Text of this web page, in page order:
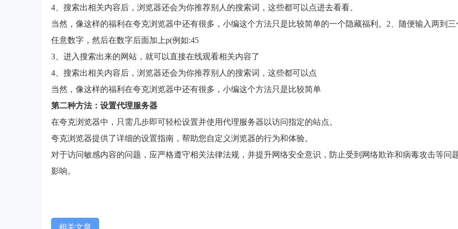
4、搜索出相关内容后，浏览器还会为你推荐别人的搜索词，这些都可以点进去看看。
当然，像这样的福利在夸克浏览器中还有很多，小编这个方法只是比较简单的一个隐藏福利。2、随便输入两到三
任意数字，然后在数字后面加上p(例如:45
3、进入搜索出来的网站，就可以直接在线观看相关内容了
4、搜索出相关内容后，浏览器还会为你推荐别人的搜索词，这些都可以点
当然，像这样的福利在夸克浏览器中还有很多，小编这个方法只是比较简单
第二种方法：设置代理服务器
在夸克浏览器中，只需几步即可轻松设置并使用代理服务器以访问指定的站点。
夸克浏览器提供了详细的设置指南，帮助您自定义浏览器的行为和体验。
对于访问敏感内容的问题，应严格遵守相关法律法规，并提升网络安全意识，防止受到网络欺诈和病毒攻击等问
影响。
相关文章